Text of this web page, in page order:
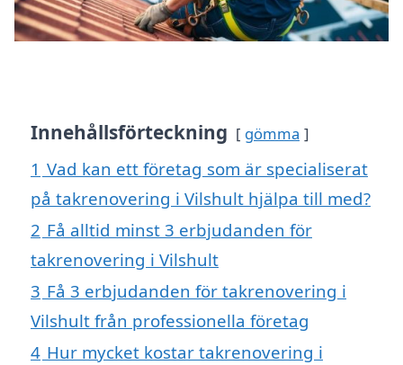
Innehållsförteckning gömma
1 Vad kan ett företag som är specialiserat
på takrenovering i Vilshult hjälpa till med?
2 Få alltid minst 3 erbjudanden för
takrenovering i Vilshult
3 Få 3 erbjudanden för takrenovering i
Vilshult från professionella företag
4 Hur mycket kostar takrenovering i